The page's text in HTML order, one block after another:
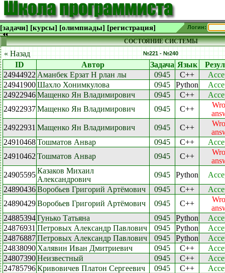
[задачи] [курсы] [олимпиады] [регистрация] Логин:
СОСТОЯНИЕ СИСТЕМЫ
« Назад №221 - №240
ID Автор Задача Язык
24944922 Аманбек Ерзат Н рлан лы 0945 C++
24941900Шахло Хонимкулова 0945 Python
24922946Мащенко Ян Владимирович 0945 C++
24922937Мащенко Ян Владимирович 0945 C++
24922931 Мащенко Ян Владимирович 0945 C++
24910468Тошматов Анвар 0945 C++
24910462 Тошматов Анвар 0945 C++
24905595Казаков Михаил
Александрович
0945 Python
24890436Воробьев Григорий Артёмович 0945 C++
24890429Воробьев Григорий Артёмович 0945 C++
24885394Гунько Татьяна 0945 Python
24876931 Петровых Александр Павлович 0945 Python
24876887Петровых Александр Павлович 0945 Python
24838090 Халявин Иван Дмитриевич 0945 C++
24807390Неизвестный 0945 C++
24785796Кривовичев Платон Сергеевич 0945 C++